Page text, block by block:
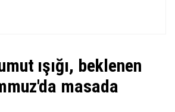
ışığı, beklenen
masada